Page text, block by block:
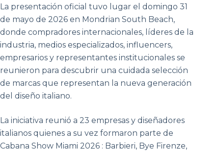
La presentación oficial tuvo lugar el domingo 31
de mayo de 2026 en Mondrian South Beach,
donde compradores internacionales, líderes de la
industria, medios especializados, influencers,
empresarios y representantes institucionales se
reunieron para descubrir una cuidada selección
de marcas que representan la nueva generación
del diseño italiano.
La iniciativa reunió a 23 empresas y diseñadores
italianos quienes a su vez formaron parte de
Cabana Show Miami 2026 : Barbieri, Bye Firenze,